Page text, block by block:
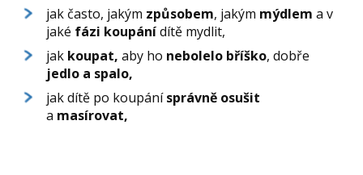
jak často, jakým způsobem, jakým mýdlem a v
jaké fázi koupánídítě mydlit,
jak koupat, aby ho nebolelo bříško, dobře
jedlo a spalo,
jak dítě po koupánísprávně osušit
a masírovat,